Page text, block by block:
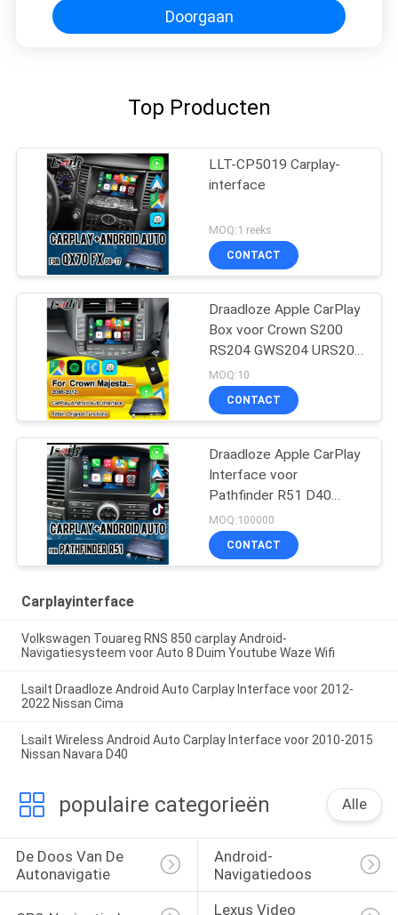
Doorgaan
Top Producten
LLT-CP5019 Carplay-
interface
MOQ:1 reeks
CONTACT
Draadloze Apple CarPlay
Box voor Crown S200
RS204 GWS204 URS204
URS206 Majesta XV
Athlete Saloon Toyota
Geïntegreerde Android
MOQ:10
CONTACT
Draadloze Apple CarPlay
Interface voor
Pathfinder R51 D40
Navara 08IT met Android
Auto, Bluetooth, WiFi,
YouTube Music
MOQ:100000
CONTACT
Carplayinterface
Volkswagen Touareg RNS 850 carplay Android-
Navigatiesysteem voor Auto 8 Duim Youtube Waze Wifi
Lsailt Draadloze Android Auto Carplay Interface voor 2012-
2022 Nissan Cima
Lsailt Wireless Android Auto Carplay Interface voor 2010-2015
Nissan Navara D40
populaire categorieën Alle
De Doos Van De
Autonavigatie
Android-
Navigatiedoos
Lexus Video